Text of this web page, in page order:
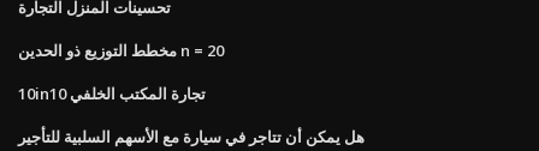
تحسينات المنزل التجارة
مخطط التوزيع ذو الحدين n = 20
10in10 تجارة المكتب الخلفي
هل يمكن أن تتاجر في سيارة مع الأسهم السلبية للتأجير